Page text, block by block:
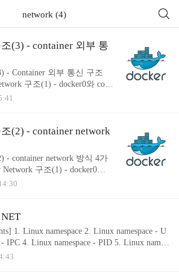
network (4)
(3) - container 외부 통
- Container 외부 통신 구조
구조(1) - docker0와 cont
Network 구조(2) - Contai
host에 container 가 배포되
된 네트워크 환경(namespac
크 환경은 오로지 각각의 co
크 환경이다. 각 container에
스도 ..
(2) - container network
- container network 방식 4가
구조(1) - docker0와 c
Docker Network 구조(2) - Co
를 생성할때 지원되는
지 이다. 아래 명령으로 지원
인해 볼 수 있다. (아래는 driv
개만 확인된다) root@~~# doc
1. Linux namespace 2. Linux namespace - U
IPC 4. Linux namespace - PID 5. Linux names
Linux namespace - NET 최근 lightweight 한